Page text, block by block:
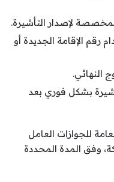
لإصدار التأشيرة.
رقم الإقامة الجديدة أو
النهائي.
بشكل فوري بعد
للجوازات العامل
المملكة، وفق المدة المحددة